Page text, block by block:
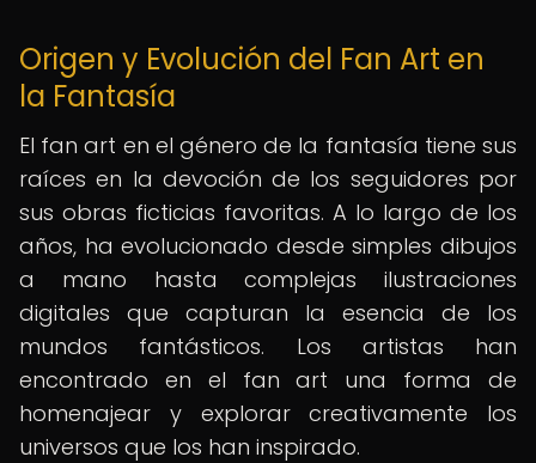
Origen y Evolución del Fan Art en
la Fantasía
El fan art en el género de la fantasía tiene sus
raíces en la devoción de los seguidores por
sus obras ficticias favoritas. A lo largo de los
años, ha evolucionado desde simples dibujos
a mano hasta complejas ilustraciones
digitales que capturan la esencia de los
mundos fantásticos. Los artistas han
encontrado en el fan art una forma de
homenajear y explorar creativamente los
universos que los han inspirado.